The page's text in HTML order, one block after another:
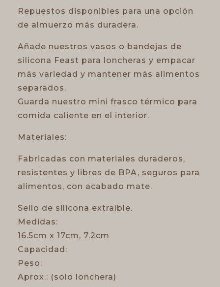
Repuestos disponibles para una opción
de almuerzo más duradera.
Añade nuestros vasos o bandejas de
silicona Feast para loncheras y empacar
más variedad y mantener más alimentos
separados.
Guarda nuestro mini frasco térmico para
comida caliente en el interior.
Materiales:
Fabricadas con materiales duraderos,
resistentes y libres de BPA, seguros para
alimentos, con acabado mate.
Sello de silicona extraíble.
Medidas:
16.5cm x 17cm, 7.2cm
Capacidad:
Peso:
Aprox.: (solo lonchera)